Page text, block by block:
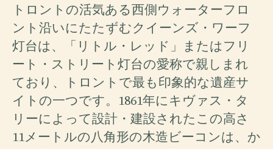
トロントの活気ある西側ウォーターフロ
ント沿いにたたずむクイーンズ・ワーフ
灯台は、「リトル・レッド」またはフリ
ート・ストリート灯台の愛称で親しまれ
ており、トロントで最も印象的な遺産サ
イトの一つです。1861年にキヴァス・タ
リーによって設計・建設されたこの高さ
11メートルの八角形の木造ビーコンは、か